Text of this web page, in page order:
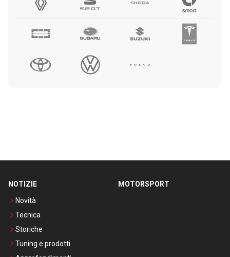
NOTIZIE
Novità
Tecnica
Storiche
Tuning e prodotti
MOTORSPORT